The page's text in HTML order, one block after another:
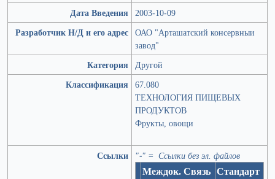
Дата Введения
2003-10-09
Разработчик Н/Д и его адрес ОАО "Арташатский консервныи
завод"
Категория
Другой
Классификация
67.080
ТЕХНОЛОГИЯ ПИЩЕВЫХ
ПРОДУКТОВ
Фрукты, овощи
Ссылки "-" = Ссылки без эл. файлов
Междок. Связь Стандарт